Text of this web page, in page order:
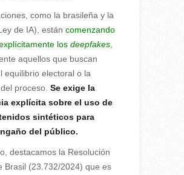
como la brasileña y la
de IA), están comenzando
los deepfakes,
aquellos que buscan
equilibrio electoral o la
proceso. Se exige la
explícita sobre el uso de
sintéticos para
del público.
destacamos la Resolución
Brasil (23.732/2024) que es